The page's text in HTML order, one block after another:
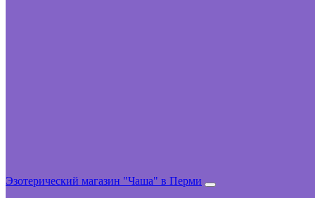
Эзотерический магазин "Чаша" в Перми